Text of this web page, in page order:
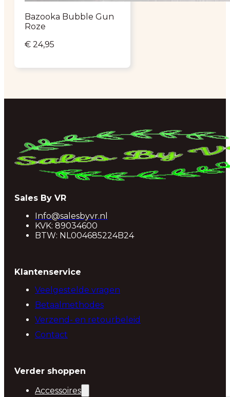
Bazooka Bubble Gun
Roze
€ 24,95
Sales By VR
Info@salesbyvr.nl
KVK: 89034600
BTW: NL004685224B24
Klantenservice
Veelgestelde vragen
Betaalmethodes
Verzend- en retourbeleid
Contact
Verder shoppen
Accessoires